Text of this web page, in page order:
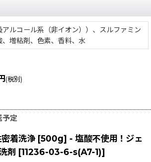
ルコール系（非イオン））、スルファミン
増粘剤、色素、香料、水
(税別)
予定
密着洗浄 [500g] - 塩酸不使用！ジェ
剤 [11236-03-6-s(A7-1)]